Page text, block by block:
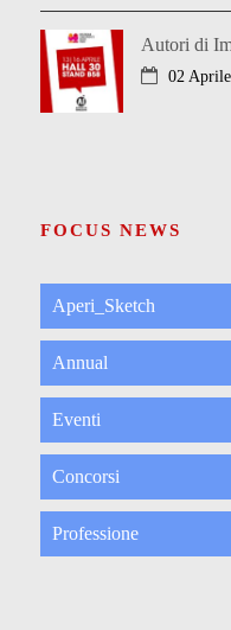
Autori di
02
FOCUS NEWS
Aperi_Sketch
Annual
Eventi
Concorsi
Professione